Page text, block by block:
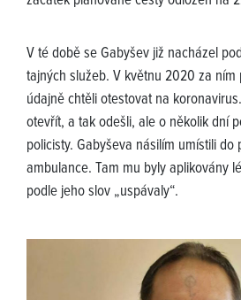
V té době se Gabyšev již nacházel
tajných služeb. V květnu 2020 za
údajně chtěli otestovat na
otevřít, a tak odešli, ale o několik dní
policisty. Gabyševa násilím umístili
ambulance. Tam mu byly aplikovány
podle jeho slov „uspávaly“.